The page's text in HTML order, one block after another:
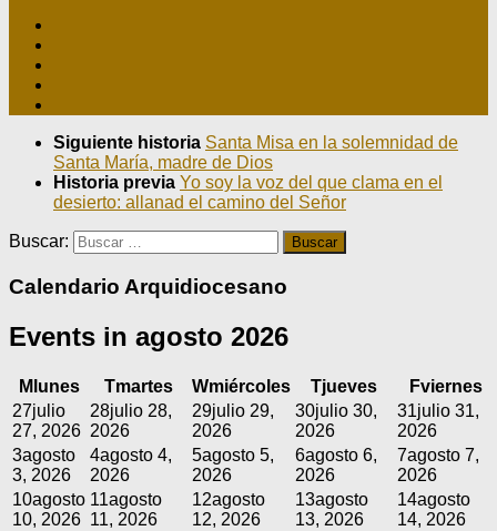
Siguiente historia Santa Misa en la solemnidad de
Santa María, madre de Dios
Historia previa Yo soy la voz del que clama en el
desierto: allanad el camino del Señor
Buscar:
Calendario Arquidiocesano
Events in agosto 2026
M lunes Tmartes Wmiércoles Tjueves Fviernes
27julio
27, 2026
28julio 28,
2026
29julio 29,
2026
30julio 30,
2026
31julio 31,
2026
3agosto
3, 2026
4agosto 4,
2026
5agosto 5,
2026
6agosto 6,
2026
7agosto 7,
2026
10agosto
10, 2026
11agosto
11, 2026
12agosto
12, 2026
13agosto
13, 2026
14agosto
14, 2026